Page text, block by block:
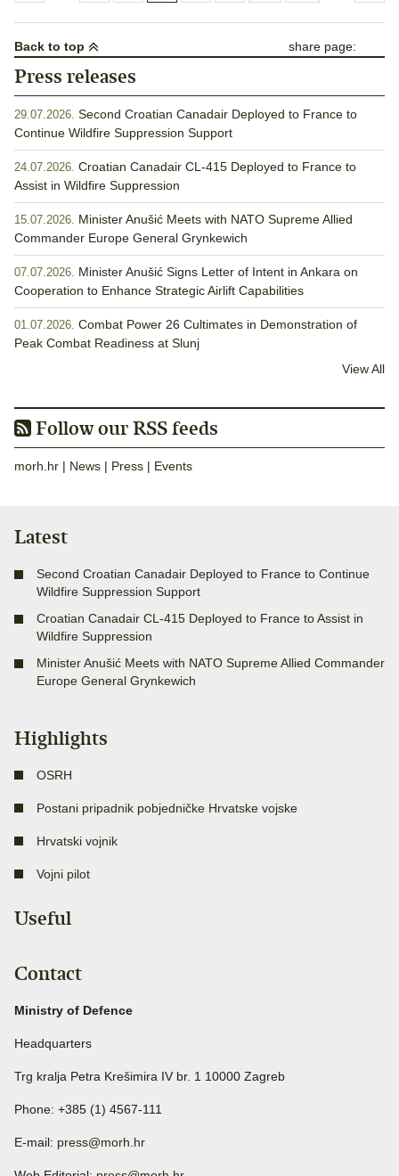
Back to top share page:
Press releases
29.07.2026. Second Croatian Canadair Deployed to France to
Continue Wildfire Suppression Support
24.07.2026. Croatian Canadair CL-415 Deployed to France to
Assist in Wildfire Suppression
15.07.2026. Minister Anušić Meets with NATO Supreme Allied
Commander Europe General Grynkewich
07.07.2026. Minister Anušić Signs Letter of Intent in Ankara on
Cooperation to Enhance Strategic Airlift Capabilities
01.07.2026. Combat Power 26 Cultimates in Demonstration of
Peak Combat Readiness at Slunj
View All
Follow our RSS feeds
morh.hr | News | Press | Events
Latest
Second Croatian Canadair Deployed to France to Continue
Wildfire Suppression Support
Croatian Canadair CL-415 Deployed to France to Assist in
Wildfire Suppression
Minister Anušić Meets with NATO Supreme Allied Commander
Europe General Grynkewich
Highlights
OSRH
Postani pripadnik pobjedničke Hrvatske vojske
Hrvatski vojnik
Vojni pilot
Useful
Contact
Ministry of Defence
Headquarters
Trg kralja Petra Krešimira IV br. 1 10000 Zagreb
Phone: +385 (1) 4567-111
E-mail: press@morh.hr